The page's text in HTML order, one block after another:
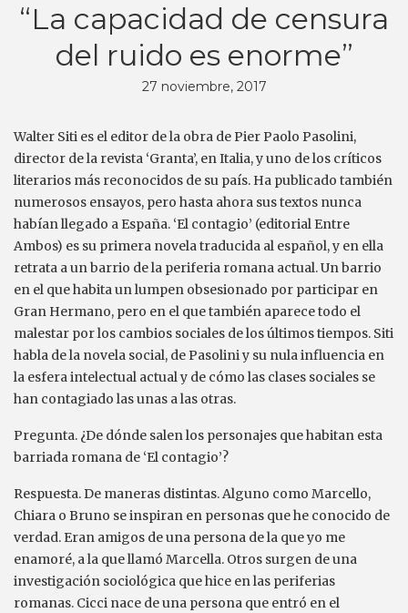
“La capacidad de censura
del ruido es enorme”
27 noviembre, 2017
Walter Siti es el editor de la obra de Pier Paolo Pasolini,
director de la revista ‘Granta’, en Italia, y uno de los críticos
literarios más reconocidos de su país. Ha publicado también
numerosos ensayos, pero hasta ahora sus textos nunca
habían llegado a España. ‘El contagio’ (editorial Entre
Ambos) es su primera novela traducida al español, y en ella
retrata a un barrio de la periferia romana actual. Un barrio
en el que habita un lumpen obsesionado por participar en
Gran Hermano, pero en el que también aparece todo el
malestar por los cambios sociales de los últimos tiempos. Siti
habla de la novela social, de Pasolini y su nula influencia en
la esfera intelectual actual y de cómo las clases sociales se
han contagiado las unas a las otras.
Pregunta. ¿De dónde salen los personajes que habitan esta
barriada romana de ‘El contagio’?
Respuesta. De maneras distintas. Alguno como Marcello,
Chiara o Bruno se inspiran en personas que he conocido de
verdad. Eran amigos de una persona de la que yo me
enamoré, a la que llamó Marcella. Otros surgen de una
investigación sociológica que hice en las periferias
romanas. Cicci nace de una persona que entró en el